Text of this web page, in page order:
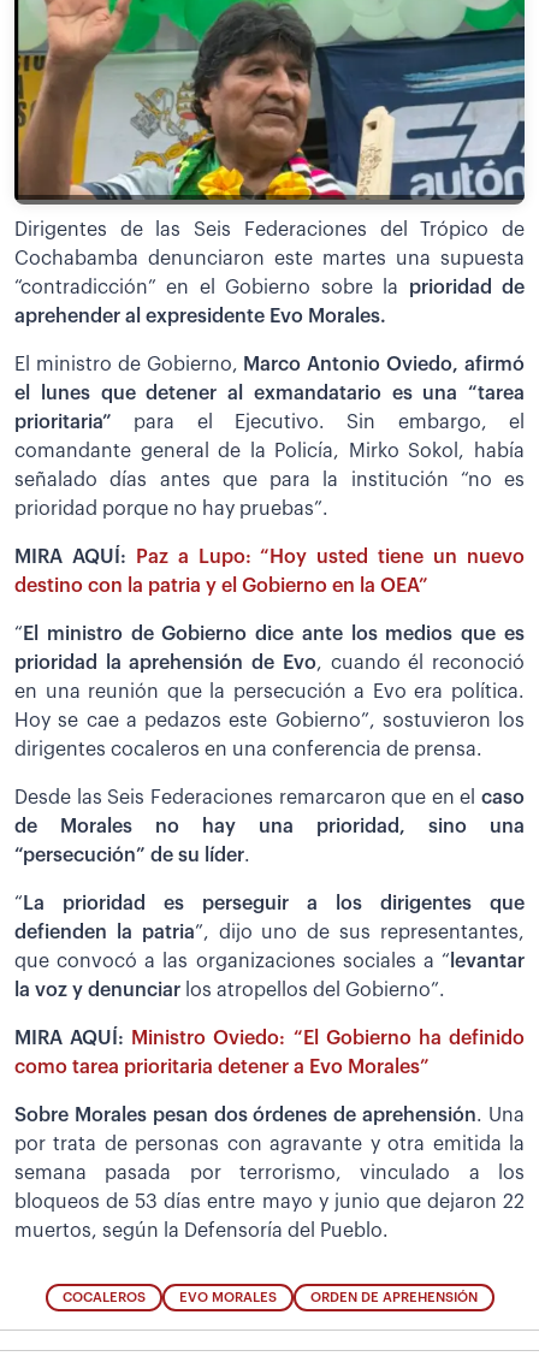
Dirigentes de las Seis Federaciones del Trópico de
Cochabamba denunciaron este martes una supuesta
“contradicción” en el Gobierno sobre la prioridad de
aprehender al expresidente Evo Morales.
El ministro de Gobierno, Marco Antonio Oviedo, afirmó
el lunes que detener al exmandatario es una “tarea
prioritaria” para el Ejecutivo. Sin embargo, el
comandante general de la Policía, Mirko Sokol, había
señalado días antes que para la institución “no es
prioridad porque no hay pruebas”.
MIRA AQUÍ:
Paz a Lupo: “Hoy usted tiene un nuevo
destino con la patria y el Gobierno en la OEA”
“ El ministro de Gobierno dice ante los medios que es
prioridad la aprehensión de Evo, cuando él reconoció
en una reunión que la persecución a Evo era política.
Hoy se cae a pedazos este Gobierno”, sostuvieron los
dirigentes cocaleros en una conferencia de prensa.
Desde las Seis Federaciones remarcaron que en el caso
de Morales no hay una prioridad, sino una
“persecución” de su líder.
“ La prioridad es perseguir a los dirigentes que
defienden la patria”, dijo uno de sus representantes,
que convocó a las organizaciones sociales a “ levantar
la voz y denunciar los atropellos del Gobierno”.
MIRA AQUÍ: Ministro Oviedo: “El Gobierno ha definido
como tarea prioritaria detener a Evo Morales”
Sobre Morales pesan dos órdenes de aprehensión. Una
por trata de personas con agravante y otra emitida la
semana pasada por terrorismo, vinculado a los
bloqueos de 53 días entre mayo y junio que dejaron 22
muertos, según la Defensoría del Pueblo.
COCALEROS EVO MORALES ORDEN DE APREHENSIÓN